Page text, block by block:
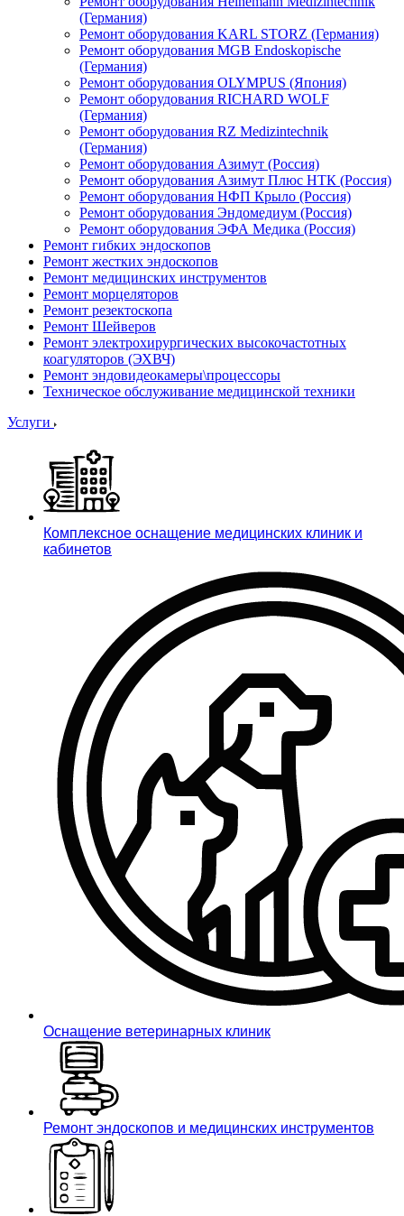
(Германия)
Ремонт оборудования KARL STORZ (Германия)
Ремонт оборудования MGB Endoskopische
(Германия)
Ремонт оборудования OLYMPUS (Япония)
Ремонт оборудования RICHARD WOLF
(Германия)
Ремонт оборудования RZ Medizintechnik
(Германия)
Ремонт оборудования Азимут (Россия)
Ремонт оборудования Азимут Плюс НТК (Россия)
Ремонт оборудования НФП Крыло (Россия)
Ремонт оборудования Эндомедиум (Россия)
Ремонт оборудования ЭФА Медика (Россия)
Ремонт гибких эндоскопов
Ремонт жестких эндоскопов
Ремонт медицинских инструментов
Ремонт морцеляторов
Ремонт резектоскопа
Ремонт Шейверов
Ремонт электрохирургических высокочастотных
коагуляторов (ЭХВЧ)
Ремонт эндовидеокамеры\процессоры
Техническое обслуживание медицинской техники
Услуги
Комплексное оснащение медицинских клиник и
кабинетов
Оснащение ветеринарных клиник
Ремонт эндоскопов и медицинских инструментов